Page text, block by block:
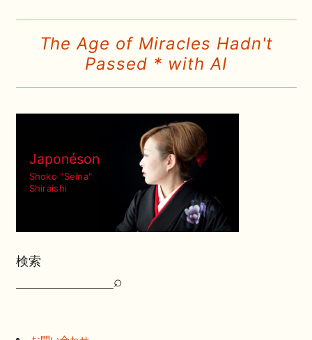
The Age of Miracles Hadn't
Passed * with AI
Japonéson
Shoko "Seina"
Shiraishi
検索
検
⌕